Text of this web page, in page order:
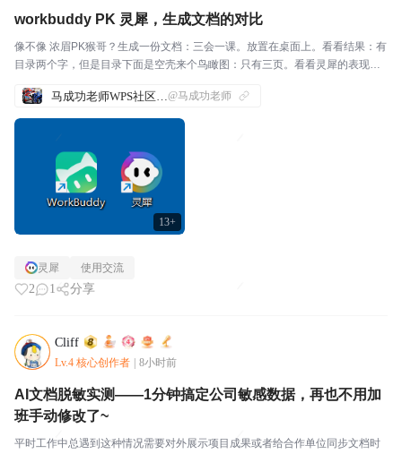
13+
workbuddy PK 灵犀，生成文档的对比
像不像 浓眉PK猴哥？生成一份文档：三会一课。放置在桌面上。看看结果：有
目录两个字，但是目录下面是空壳来个鸟瞰图：只有三页。看看灵犀的表现：
【细节决定成败】📌总结：两个龙虾，都能生成文档。...
@马成功老师
灵犀 使用交流
2 1 分享
Cliff
Lv.4 核心创作者 8小时前
AI文档脱敏实测——1分钟搞定公司敏感数据，再也不用加
班手动修改了~
平时工作中总遇到这种情况需要对外展示项目成果或者给合作单位同步文档时